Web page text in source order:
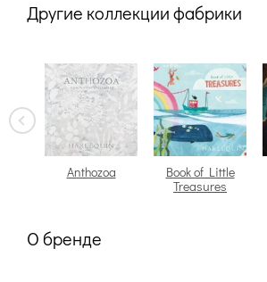
Другие коллекции фабрики
Anthozoa
Book of Little
Treasures
О бренде